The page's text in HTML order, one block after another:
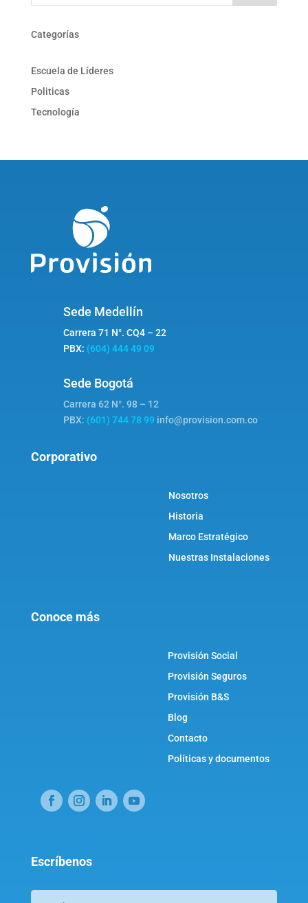
Categorías
Escuela de Líderes
Politicas
Tecnología
Sede Medellín
Carrera 71 N°. CQ4 – 22
PBX: (604) 444 49 09
Sede Bogotá
Carrera 62 N°. 98 – 12
PBX: (601) 744 78 99 info@provision.com.co
Corporativo
Nosotros
Historia
Marco Estratégico
Nuestras Instalaciones
Conoce más
Provisión Social
Provisión Seguros
Provisión B&S
Blog
Contacto
Políticas y documentos
Escríbenos